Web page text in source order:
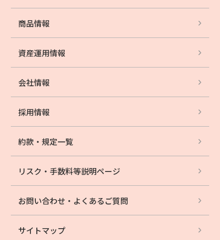
商品情報
資産運用情報
会社情報
採用情報
約款・規定一覧
リスク・手数料等説明ページ
お問い合わせ・ よくあるご質問
サイトマップ